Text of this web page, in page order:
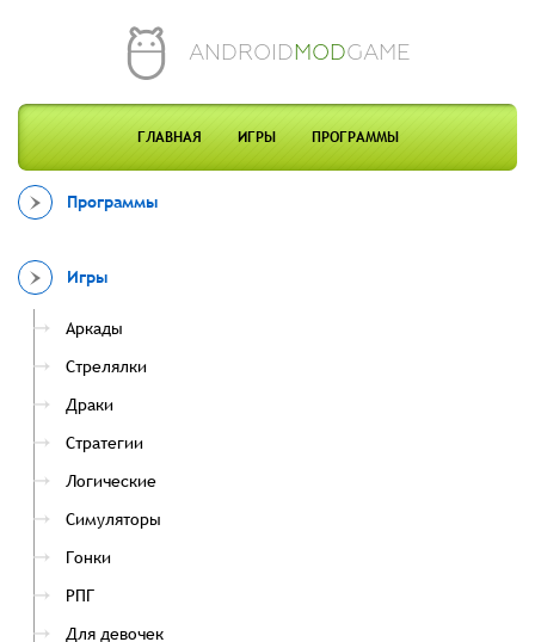
ANDROIDMODGAME
ГЛАВНАЯ ИГРЫ ПРОГРАММЫ
Программы
Игры
Аркады
Стрелялки
Драки
Стратегии
Логические
Симуляторы
Гонки
РПГ
Для девочек